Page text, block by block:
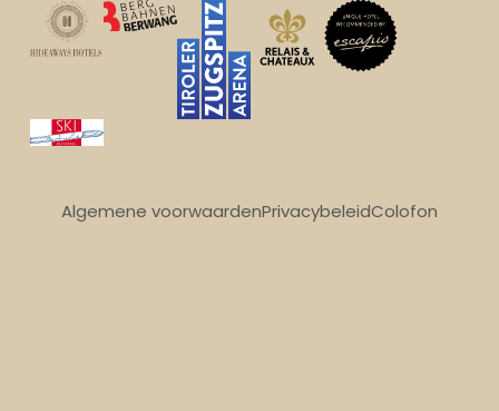
Algemene voorwaardenPrivacybeleidColofon